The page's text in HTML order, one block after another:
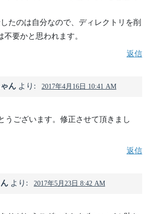
たのは自分なので、ディレクトリを削
不要かと思われます。
返信
ん より: 2017年4月16日 10:41 AM
うございます。修正させて頂きまし
返信
より: 2017年5月23日 8:42 AM